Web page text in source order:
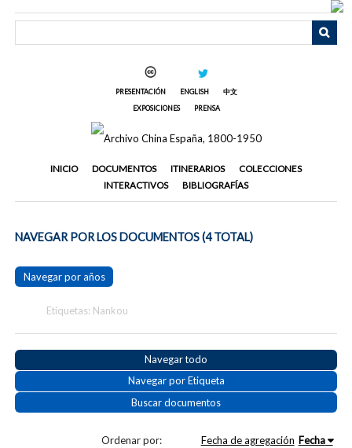
PRESENTACIÓN ENGLISH
中文
EXPOSICIONES
PRENSA
INICIO DOCUMENTOS ITINERARIOS
COLECCIONES
INTERACTIVOS
BIBLIOGRAFÍAS
NAVEGAR POR LOS DOCUMENTOS (4 TOTAL)
Navegar por años
Etiquetas: Nankou
Navegar todo
Navegar por Etiqueta
Buscar documentos
Ordenar por: Fecha de agregación Fecha